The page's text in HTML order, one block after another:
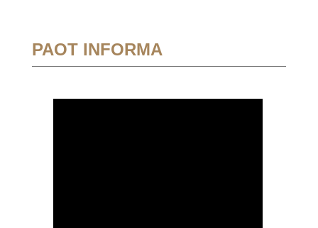
PAOT INFORMA